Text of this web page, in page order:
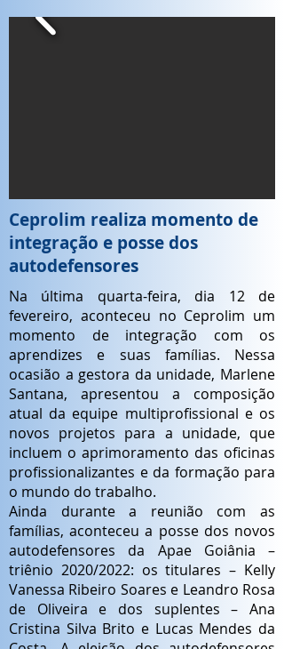
Ceprolim realiza momento de
integração e posse dos
autodefensores
Na última quarta-feira, dia 12 de
fevereiro, aconteceu no Ceprolim um
momento de integração com os
aprendizes e suas famílias. Nessa
ocasião a gestora da unidade, Marlene
Santana, apresentou a composição
atual da equipe multiprofissional e os
novos projetos para a unidade, que
incluem o aprimoramento das oficinas
profissionalizantes e da formação para
o mundo do trabalho.
Ainda durante a reunião com as
famílias, aconteceu a posse dos novos
autodefensores da Apae Goiânia –
triênio 2020/2022: os titulares – Kelly
Vanessa Ribeiro Soares e Leandro Rosa
de Oliveira e dos suplentes – Ana
Cristina Silva Brito e Lucas Mendes da